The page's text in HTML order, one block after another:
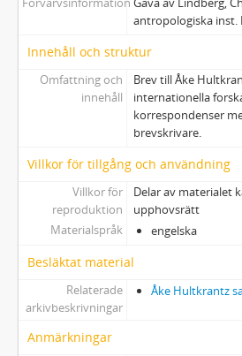
antropologiska inst.
Innehåll och struktur
Omfattning och
innehåll
Brev till Åke
internationella
korrespondenser
brevskrivare.
Villkor för tillgång och användning
Villkor för
reproduktion
Delar av materialet
upphovsrätt
Materialspråk
engelska
Besläktat material
Relaterade
arkivbeskrivningar
Åke Hultkrantz
Anmärkningar